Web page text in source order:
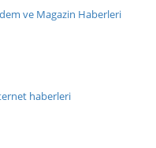
ve Magazin Haberleri
haberleri